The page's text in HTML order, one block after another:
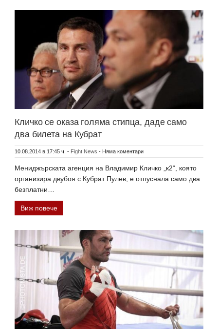
Кличко се оказа голяма стипца, даде само
два билета на Кубрат
10.08.2014 в 17:45 ч. - Fight News - Няма коментари
Мениджърската агенция на Владимир Кличко „к2“, която
организира двубоя с Кубрат Пулев, е отпуснала само два
безплатни…
Виж повече